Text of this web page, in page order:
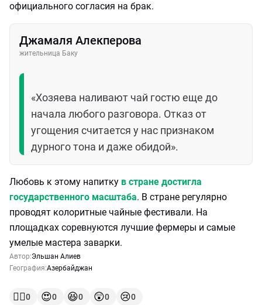
официального согласия на брак.
Джамаля Алекперова
жительница Баку
«Хозяева наливают чай гостю еще до
начала любого разговора. Отказ от
угощения считается у нас признаком
дурного тона и даже обидой».
Любовь к этому напитку в стране достигла
государственного масштаба. В стране регулярно
проводят колоритные чайные фестивали. На
площадках соревнуются лучшие фермеры и самые
умелые мастера заварки.
Автор:Эльшан Алиев
География:Азербайджан
👍🏻0 😍0 😆0 😲0 😢0